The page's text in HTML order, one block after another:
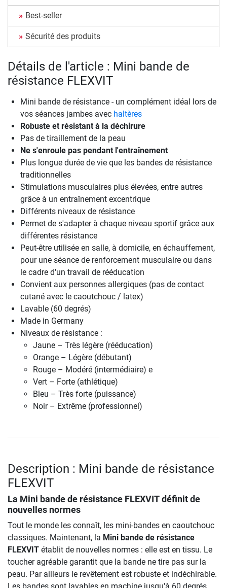
Best-seller
Sécurité des produits
Détails de l'article : Mini bande de
résistance FLEXVIT
Mini bande de résistance - un complément idéal lors de
vos séances jambes avec haltères
Robuste et résistant à la déchirure
Pas de tiraillement de la peau
Ne s'enroule pas pendant l'entraînement
Plus longue durée de vie que les bandes de résistance
traditionnelles
Stimulations musculaires plus élevées, entre autres
grâce à un entraînement excentrique
Différents niveaux de résistance
Permet de s'adapter à chaque niveau sportif grâce aux
différentes résistance
Peut-être utilisée en salle, à domicile, en échauffement,
pour une séance de renforcement musculaire ou dans
le cadre d'un travail de rééducation
Convient aux personnes allergiques (pas de contact
cutané avec le caoutchouc / latex)
Lavable (60 degrés)
Made in Germany
Niveaux de résistance :
Jaune – Très légère (rééducation)
Orange – Légère (débutant)
Rouge – Modéré (intermédiaire) e
Vert – Forte (athlétique)
Bleu – Très forte (puissance)
Noir – Extrême (professionnel)
Description : Mini bande de résistance
FLEXVIT
La Mini bande de résistance FLEXVIT définit de
nouvelles normes
Tout le monde les connaît, les mini-bandes en caoutchouc
classiques. Maintenant, la Mini bande de résistance
FLEXVIT établit de nouvelles normes : elle est en tissu. Le
toucher agréable garantit que la bande ne tire pas sur la
peau. Par ailleurs le revêtement est robuste et indéchirable.